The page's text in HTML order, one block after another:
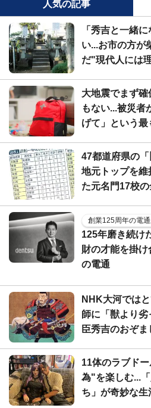
人気の記事
「秀吉と一緒
い...お市の方が
だ"現代人には
大地震でまず
もない...被災者
げて」という
47都道府県の
地元トップを維
た元名門17校の
創業125周年の電
125年磨き続け
財の才能を掛
の電通
NHK大河では
師に「獣より
臣秀吉のおぞ
11体のラブド
為"を楽しむ...
ち」が奇妙な